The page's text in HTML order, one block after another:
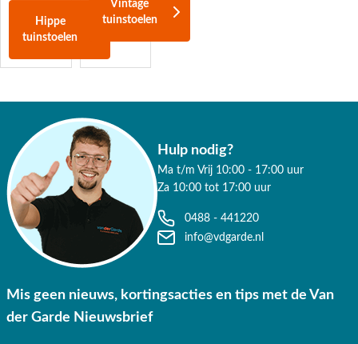
Hippe
tuinstoelen
Vintage
tuinstoelen
Hulp nodig?
Ma t/m Vrij 10:00 - 17:00 uur
Za 10:00 tot 17:00 uur
0488 - 441220
info@vdgarde.nl
Mis geen nieuws, kortingsacties en tips met de Van
der Garde Nieuwsbrief